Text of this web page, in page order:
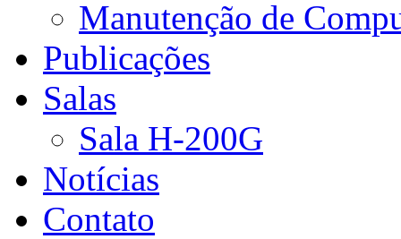
Manutenção de
Publicações
Salas
Sala H-200G
Notícias
Contato